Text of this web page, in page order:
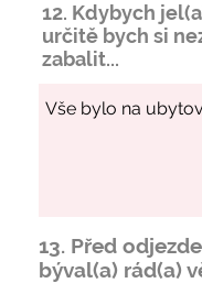
12. Kdybych
určitě bych si
zabalit...
13. Před
býval(a) rád(a)